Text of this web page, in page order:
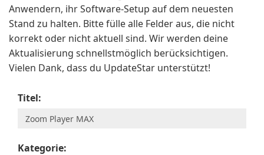
Anwendern, ihr Software-Setup auf dem neuesten
Stand zu halten. Bitte fülle alle Felder aus, die nicht
korrekt oder nicht aktuell sind. Wir werden deine
Aktualisierung schnellstmöglich berücksichtigen.
Vielen Dank, dass du UpdateStar unterstützt!
Titel:
Kategorie: